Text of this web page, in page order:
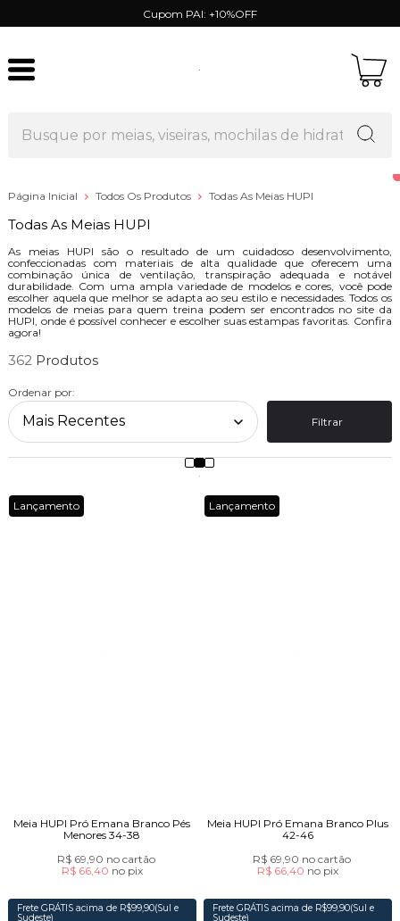
Cupom PAI: +10%OFF
Página Inicial Todos Os Produtos Todas As Meias HUPI
Todas As Meias HUPI
As meias HUPI são o resultado de um cuidadoso desenvolvimento,
confeccionadas com materiais de alta qualidade que oferecem uma
combinação única de ventilação, transpiração adequada e notável
durabilidade. Com uma ampla variedade de modelos e cores, você pode
escolher aquela que melhor se adapta ao seu estilo e necessidades. Todos os
modelos de meias para quem treina podem ser encontrados no site da
HUPI, onde é possível conhecer e escolher suas estampas favoritas. Confira
agora!
362
Ordenar por:
Filtrar
Lançamento
Meia HUPI Pró Emana Branco Pés
Menores 34-38
R$ 69,90 no cartão
R$ 66,40 no pix
Frete GRÁTIS acima de R$99,90(Sul e
Sudeste)
Lançamento
Meia HUPI Pró Emana Branco Plus
42-46
R$ 69,90 no cartão
R$ 66,40 no pix
Frete GRÁTIS acima de R$99,90(Sul e
Sudeste)